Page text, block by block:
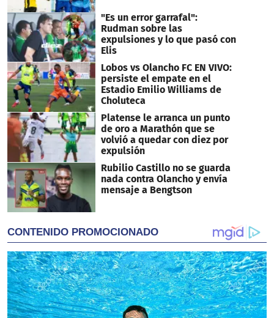
"Es un error garrafal":
Rudman sobre las
expulsiones y lo que pasó con
Elis
Lobos vs Olancho FC EN VIVO:
persiste el empate en el
Estadio Emilio Williams de
Choluteca
Platense le arranca un punto
de oro a Marathón que se
volvió a quedar con diez por
expulsión
Rubilio Castillo no se guarda
nada contra Olancho y envía
mensaje a Bengtson